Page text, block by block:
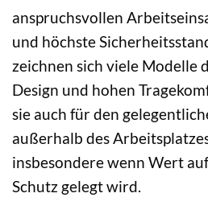
anspruchsvollen
und höchste
zeichnen sich viele Modelle
Design und hohen
sie auch für den
außerhalb des
insbesondere wenn Wert
Schutz gelegt wird.